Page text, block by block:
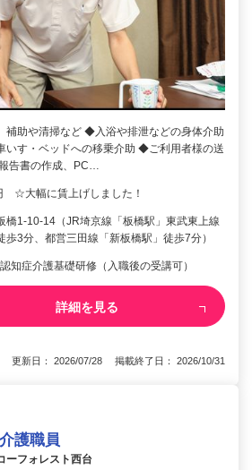
補助や清掃など ◆入浴や排泄などの身体介助
いす・ベッドへの移乗介助 ◆ご利用者様の送
告書の作成、PC…
☆大幅に賃上げしました！
橋1-10-14（JR埼京線「板橋駅」東武東上線
歩3分、都営三田線「新板橋駅」徒歩7分）
知症介護基礎研修（入職後の受講可）
詳細を見る
更新日： 2026/07/28 掲載終了日： 2026/10/31
護職員
フォレスト西台